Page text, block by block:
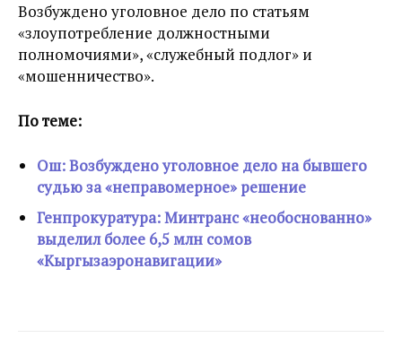
Возбуждено уголовное дело по статьям
«злоупотребление должностными
полномочиями», «служебный подлог» и
«мошенничество».
По теме:
Ош: Возбуждено уголовное дело на бывшего
судью за «неправомерное» решение
Генпрокуратура: Минтранс «необоснованно»
выделил более 6,5 млн сомов
«Кыргызаэронавигации»